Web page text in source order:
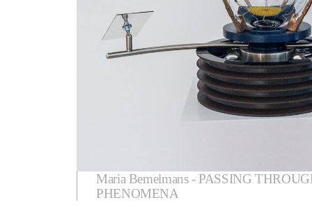
Maria Bemelmans - PASSING
PHENOMENA